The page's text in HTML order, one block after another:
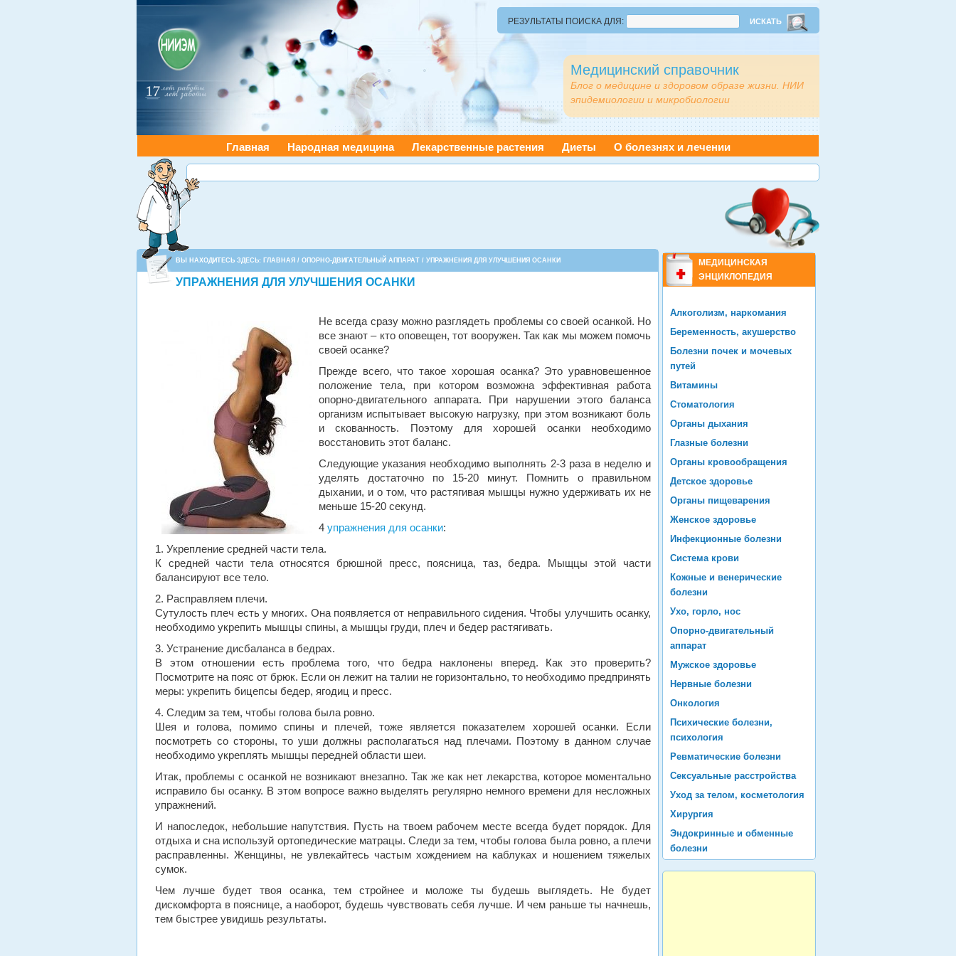
РЕЗУЛЬТАТЫ ПОИСКА ДЛЯ:
Медицинский справочник
Блог о медицине и здоровом образе жизни. НИИ
эпидемиологии и микробиологии
Главная Народная медицина Лекарственные растения Диеты О болезнях и лечении
ВЫ НАХОДИТЕСЬ ЗДЕСЬ: ГЛАВНАЯ / ОПОРНО-ДВИГАТЕЛЬНЫЙ АППАРАТ / УПРАЖНЕНИЯ ДЛЯ УЛУЧШЕНИЯ ОСАНКИ
УПРАЖНЕНИЯ ДЛЯ УЛУЧШЕНИЯ ОСАНКИ
Не всегда сразу можно разглядеть проблемы со своей осанкой. Но
все знают – кто оповещен, тот вооружен. Так как мы можем помочь
своей осанке?
Прежде всего, что такое хорошая осанка? Это уравновешенное
положение тела, при котором возможна эффективная работа
опорно-двигательного аппарата. При нарушении этого баланса
организм испытывает высокую нагрузку, при этом возникают боль
и скованность. Поэтому для хорошей осанки необходимо
восстановить этот баланс.
Следующие указания необходимо выполнять 2-3 раза в неделю и
уделять достаточно по 15-20 минут. Помнить о правильном
дыхании, и о том, что растягивая мышцы нужно удерживать их не
меньше 15-20 секунд.
4 упражнения для осанки:
1. Укрепление средней части тела.
К средней части тела относятся брюшной пресс, поясница, таз, бедра. Мыщцы этой части
балансируют все тело.
2. Расправляем плечи.
Сутулость плеч есть у многих. Она появляется от неправильного сидения. Чтобы улучшить осанку,
необходимо укрепить мышцы спины, а мышцы груди, плеч и бедер растягивать.
3. Устранение дисбаланса в бедрах.
В этом отношении есть проблема того, что бедра наклонены вперед. Как это проверить?
Посмотрите на пояс от брюк. Если он лежит на талии не горизонтально, то необходимо предпринять
меры: укрепить бицепсы бедер, ягодиц и пресс.
4. Следим за тем, чтобы голова была ровно.
Шея и голова, помимо спины и плечей, тоже является показателем хорошей осанки. Если
посмотреть со стороны, то уши должны располагаться над плечами. Поэтому в данном случае
необходимо укреплять мышцы передней области шеи.
Итак, проблемы с осанкой не возникают внезапно. Так же как нет лекарства, которое моментально
исправило бы осанку. В этом вопросе важно выделять регулярно немного времени для несложных
упражнений.
И напоследок, небольшие напутствия. Пусть на твоем рабочем месте всегда будет порядок. Для
отдыха и сна используй ортопедические матрацы. Следи за тем, чтобы голова была ровно, а плечи
расправленны. Женщины, не увлекайтесь частым хождением на каблуках и ношением тяжелых
сумок.
Чем лучше будет твоя осанка, тем стройнее и моложе ты будешь выглядеть. Не будет
дискомфорта в пояснице, а наоборот, будешь чувствовать себя лучше. И чем раньше ты начнешь,
тем быстрее увидишь результаты.
МЕДИЦИНСКАЯ
ЭНЦИКЛОПЕДИЯ
Алкоголизм, наркомания
Беременность, акушерство
Болезни почек и мочевых
путей
Витамины
Стоматология
Органы дыхания
Глазные болезни
Органы кровообращения
Детское здоровье
Органы пищеварения
Женское здоровье
Инфекционные болезни
Система крови
Кожные и венерические
болезни
Ухо, горло, нос
Опорно-двигательный
аппарат
Мужское здоровье
Нервные болезни
Онкология
Психические болезни,
психология
Ревматические болезни
Сексуальные расстройства
Уход за телом, косметология
Хирургия
Эндокринные и обменные
болезни